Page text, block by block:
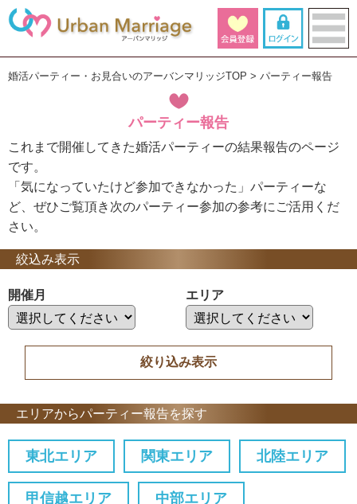
婚活パーティー・お見合いのアーバンマリッジTOP パーティー報告
パーティー報告
これまで開催してきた婚活パーティーの結果報告のページ
です。
「気になっていたけど参加できなかった」パーティーな
ど、ぜひご覧頂き次のパーティー参加の参考にご活用くだ
さい。
絞込み表示
開催月 エリア
エリアからパーティー報告を探す
東北エリア 関東エリア 北陸エリア
甲信越エリア 中部エリア